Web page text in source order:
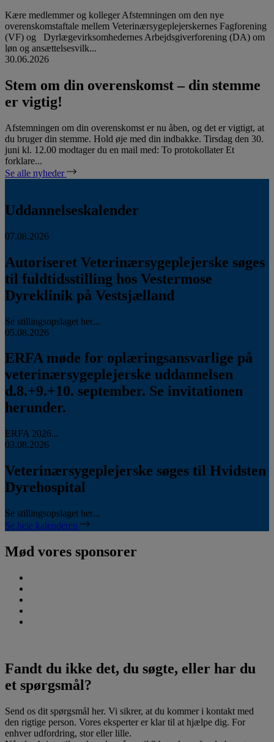
Kære medlemmer og kolleger Afstemningen om den nye
overenskomstaftale mellem Veterinærsygeplejerskernes Fagforening
(VF) og Dyrlægevirksomhedernes Arbejdsgiverforening (DA) om
løn og ansættelsesvilk...
30.06.2026
Stem om din overenskomst – din stemme
er vigtig!
Afstemningen om din overenskomst er nu åben, og det er vigtigt, at
du bruger din stemme. Hold øje med din indbakke. Tirsdag den 30.
juni kl. 12.00 modtager du en mail med: To protokollater Et
forklare...
Se alle nyheder
Uddannelseskalender
07.08.2026
Autoriseret Veterinærsygeplejerske søges
til fuldtidsstilling hos Vestermose
Dyreklinik på Vestsjælland
Se stillingsopslaget her...
05.08.2026
ERFA møde for oplæringsansvarlige på
veterinærsygeplejerske uddannelsen
d.8.+9.+10. september. Se invitationen
herunder.
ERFA 2026...
03.08.2026
Veterinærsygeplejerske søges til Hvidsten
Dyrehospital
Se stillingsopslaget her...
Se hele kalenderen
Mød vores sponsorer
Fandt du ikke det, du søgte, eller har du
et spørgsmål?
Send os dit spørgsmål her. Vi sikrer, at du kommer i kontakt med
den rigtige person. Vores eksperter er klar til at hjælpe dig. For
enhver udfordring, stor eller lille.